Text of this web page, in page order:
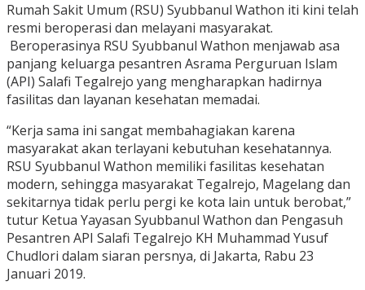
Rumah Sakit Umum (RSU) Syubbanul Wathon iti kini telah
resmi beroperasi dan melayani masyarakat.
Beroperasinya RSU Syubbanul Wathon menjawab asa
panjang keluarga pesantren Asrama Perguruan Islam
(API) Salafi Tegalrejo yang mengharapkan hadirnya
fasilitas dan layanan kesehatan memadai.
“Kerja sama ini sangat membahagiakan karena
masyarakat akan terlayani kebutuhan kesehatannya.
RSU Syubbanul Wathon memiliki fasilitas kesehatan
modern, sehingga masyarakat Tegalrejo, Magelang dan
sekitarnya tidak perlu pergi ke kota lain untuk berobat,”
tutur Ketua Yayasan Syubbanul Wathon dan Pengasuh
Pesantren API Salafi Tegalrejo KH Muhammad Yusuf
Chudlori dalam siaran persnya, di Jakarta, Rabu 23
Januari 2019.